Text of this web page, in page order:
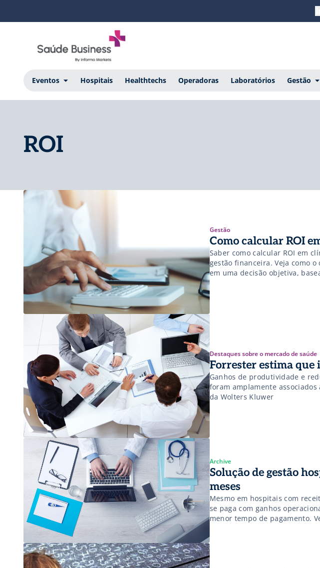
Eventos Hospitais Healthtechs Operadoras Laboratórios Gestão
ROI
Gestão
Como calcular ROI
Saber como calcular ROI em
gestão financeira. Veja como
em uma decisão objetiva,
Destaques sobre o mercado de saúde
Forrester estima que
Ganhos de produtividade e
foram amplamente associados
da Wolters Kluwer
Archive
Solução de gestão
meses
Mesmo em hospitais com
se paga com ganhos
menor tempo de pagamento.